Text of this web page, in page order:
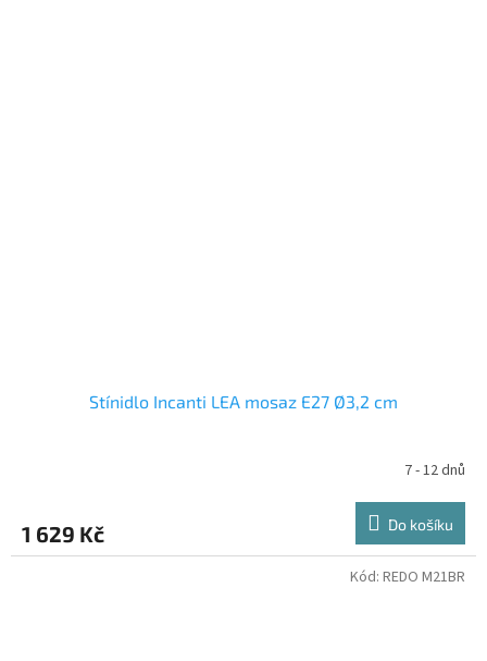
Stínidlo Incanti LEA mosaz E27 Ø3,2 cm
7 - 12 dnů
1 629 Kč Do košíku
Kód: REDO M21BR